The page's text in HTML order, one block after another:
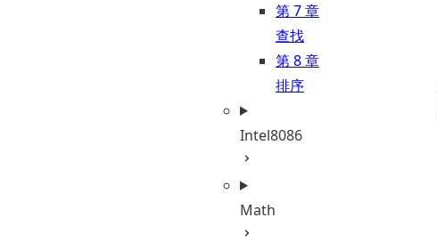
第 7 章
查找
第 8 章
排序
Intel8086
Math